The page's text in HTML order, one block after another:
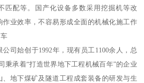
匹配等。国产化设备多数采用挖掘机等改
作业效率，不容易形成全面的机械化施工作
司始创于1992年，现有员工1100余人，总
秉承着“打造世界地下工程机械百年”的企业
、地下煤矿及隧道工程成套装备的研发与生